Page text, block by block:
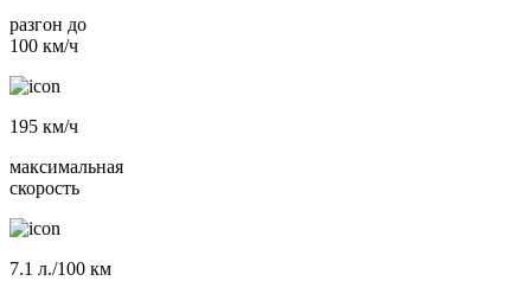
разгон до
100 км/ч
195 км/ч
максимальная
скорость
7.1 л./100 км